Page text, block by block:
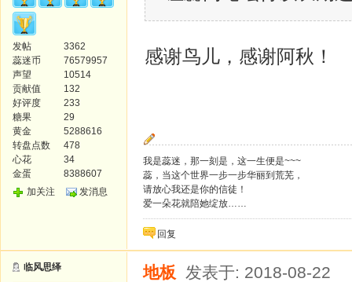
发帖
3362
蕊迷币
76579957
声望
10514
贡献值
132
好评度
233
糖果
29
黄金
5288616
转盘点数
478
心花
34
金蛋
8388607
加关注
发消息
感谢鸟儿，感谢阿秋！
我是蕊迷，那一刻是，这一生便是~~~
蕊，当这个世界一步一步华丽到荒芜，
请放心我还是你的信徒！
爱一朵花就陪她绽放……
回复
临风思绎 地板 发表于: 2018-08-22